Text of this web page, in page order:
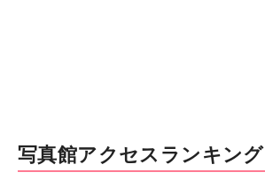
写真館アクセスランキング